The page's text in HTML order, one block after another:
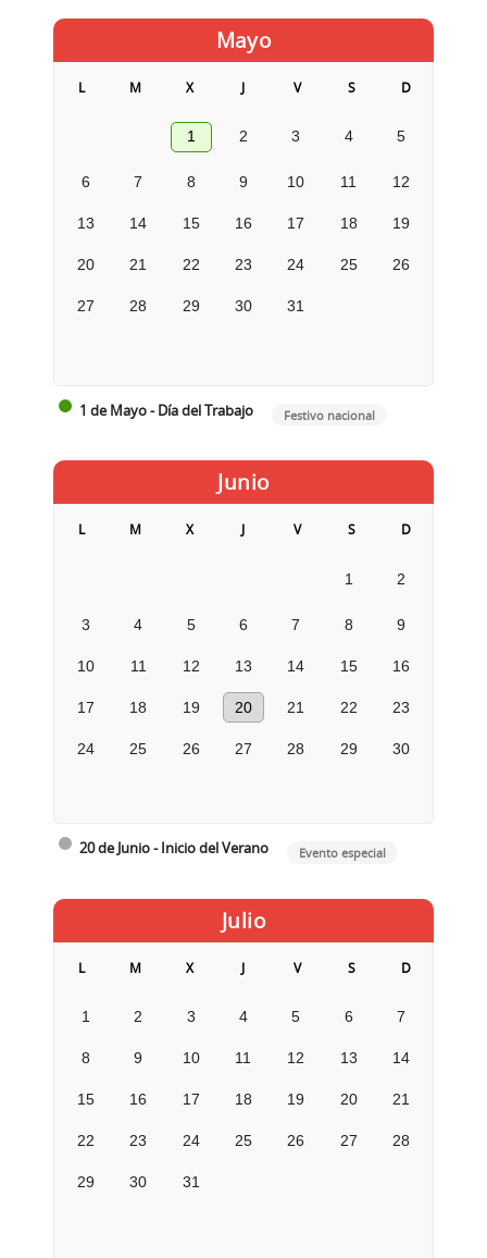
Mayo
L M X J V S D
1 2 3 4 5
6 7 8 9 10 11 12
13 14 15 16 17 18 19
20 21 22 23 24 25 26
27 28 29 30 31
1 de Mayo - Día del Trabajo Festivo nacional
Junio
L M X J V S D
1 2
3 4 5 6 7 8 9
10 11 12 13 14 15 16
17 18 19 20 21 22 23
24 25 26 27 28 29 30
20 de Junio - Inicio del Verano Evento especial
Julio
L M X J V S D
1 2 3 4 5 6 7
8 9 10 11 12 13 14
15 16 17 18 19 20 21
22 23 24 25 26 27 28
29 30 31